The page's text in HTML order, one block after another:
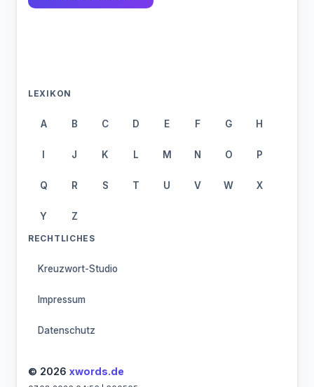
LEXIKON
A B C D E F G H
I J K L M N O P
Q R S T U V W X
Y Z
RECHTLICHES
Kreuzwort-Studio
Impressum
Datenschutz
© 2026 xwords.de